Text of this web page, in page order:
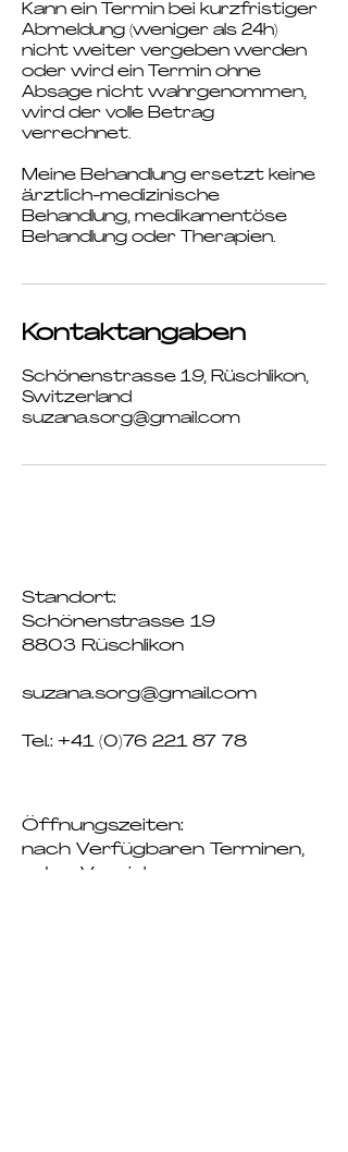
Kann ein Termin bei kurzfristiger
Abmeldung (weniger als 24h)
nicht weiter vergeben werden
oder wird ein Termin ohne
Absage nicht wahrgenommen,
wird der volle Betrag
verrechnet.
Meine Behandlung ersetzt keine
ärztlich-medizinische
Behandlung, medikamentöse
Behandlung oder Therapien.
Kontaktangaben
Schönenstrasse 19, Rüschlikon,
Switzerland
suzana.sorg@gmail.com
Standort:
Schönenstrasse 19
8803 Rüschlikon
suzana.sorg@gmail.com
Tel.: +41 (0)76 221 87 78
Öffnungszeiten:
nach Verfügbaren Terminen,
oder Vereinbarung